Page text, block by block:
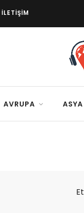
İLETIŞIM
AVRUPA ASYA